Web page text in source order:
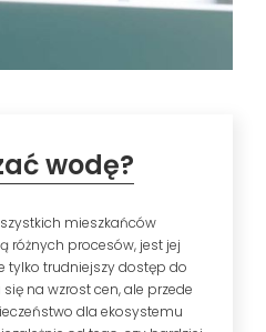
wodę?
mieszkańców
różnych procesów, jest jej
tylko trudniejszy dostęp do
na wzrost cen, ale przede
dla ekosystemu